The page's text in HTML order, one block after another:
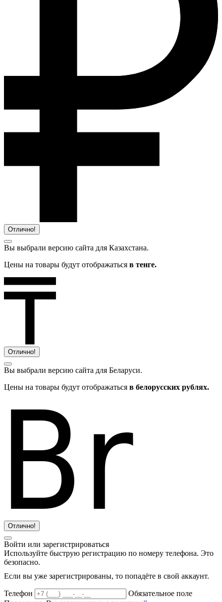
Отлично!
Вы выбрали версию сайта для Казахстана.
Цены на товары будут отображаться в тенге.
Отлично!
Вы выбрали версию сайта для Беларуси.
Цены на товары будут отображаться в белорусских рублях.
Отлично!
Войти или зарегистрироваться
Используйте быструю регистрацию по номеру телефона. Это
безопасно.
Если вы уже зарегистрированы, то попадёте в свой аккаунт.
Телефон
Обязательное поле